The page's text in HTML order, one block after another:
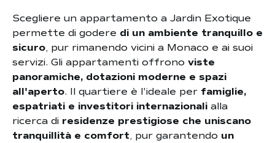
Scegliere un appartamento a Jardin Exotique
permette di godere di un ambiente tranquillo e
sicuro, pur rimanendo vicini a Monaco e ai suoi
servizi. Gli appartamenti offrono viste
panoramiche, dotazioni moderne e spazi
all'aperto. Il quartiere è l'ideale per famiglie,
espatriati e investitori internazionali alla
ricerca di residenze prestigiose che uniscano
tranquillità e comfort, pur garantendo un